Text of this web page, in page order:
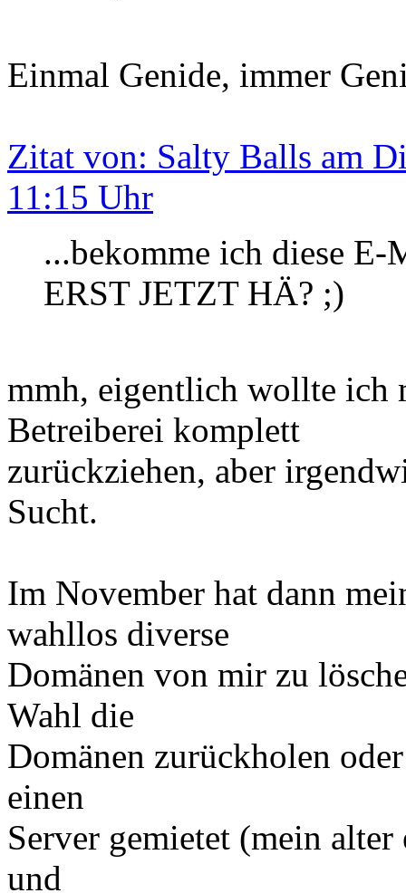
Einmal Genide, immer
Zitat von: Salty Balls am
11:15 Uhr
...bekomme ich diese
ERST JETZT HÄ? ;)
mmh, eigentlich wollte ich
Betreiberei komplett
zurückziehen, aber
Sucht.
Im November hat dann
wahllos diverse
Domänen von mir zu
Wahl die
Domänen zurückholen
einen
Server gemietet (mein
und